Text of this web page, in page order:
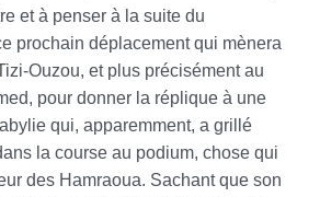
et à penser à la suite du
prochain déplacement qui mènera
Ouzou, et plus précisément au
pour donner la réplique à une
qui, apparemment, a grillé
la course au podium, chose qui
des Hamraoua. Sachant que son